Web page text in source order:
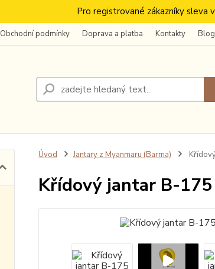
Pro registrované zákazníky sleva
Obchodní podmínky Doprava a platba Kontakty Blog
Úvod Jantary z Myanmaru (Barma)
Křídový jantar B-175